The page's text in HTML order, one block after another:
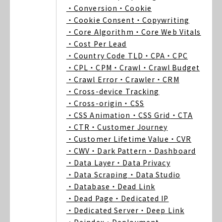
・Conversion ・Cookie
・Cookie Consent ・Copywriting
・Core Algorithm ・Core Web Vitals
・Cost Per Lead
・Country Code TLD ・CPA ・CPC
・CPL ・CPM ・Crawl ・Crawl Budget
・Crawl Error ・Crawler ・CRM
・Cross-device Tracking
・Cross-origin ・CSS
・CSS Animation ・CSS Grid ・CTA
・CTR ・Customer Journey
・Customer Lifetime Value ・CVR
・CWV ・Dark Pattern ・Dashboard
・Data Layer ・Data Privacy
・Data Scraping ・Data Studio
・Database ・Dead Link
・Dead Page ・Dedicated IP
・Dedicated Server ・Deep Link